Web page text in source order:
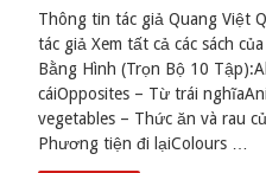
Thông tin tác giả Quang Việt
tác giả Xem tất cả các sách
Bằng Hình (Trọn Bộ 10
cáiOpposites – Từ trái
vegetables – Thức ăn và rau
Phương tiện đi lạiColours …